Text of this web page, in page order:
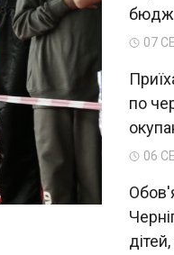
07
по
06